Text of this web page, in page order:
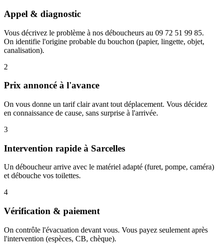
Appel & diagnostic
Vous décrivez le problème à nos déboucheurs au 09 72 51 99 85.
On identifie l'origine probable du bouchon (papier, lingette, objet,
canalisation).
2
Prix annoncé à l'avance
On vous donne un tarif clair avant tout déplacement. Vous décidez
en connaissance de cause, sans surprise à l'arrivée.
3
Intervention rapide à Sarcelles
Un déboucheur arrive avec le matériel adapté (furet, pompe, caméra)
et débouche vos toilettes.
4
Vérification & paiement
On contrôle l'évacuation devant vous. Vous payez seulement après
l'intervention (espèces, CB, chèque).